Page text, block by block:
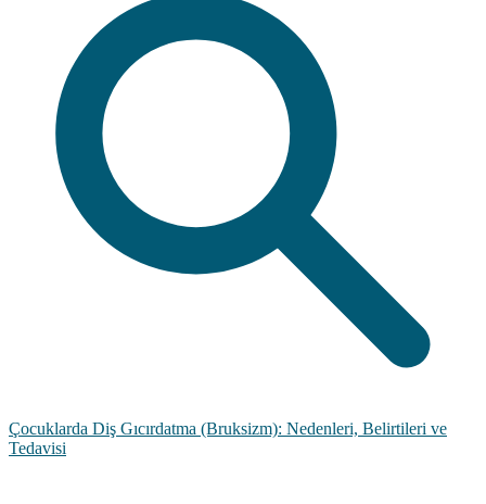
Çocuklarda Diş Gıcırdatma (Bruksizm): Nedenleri, Belirtileri ve
Tedavisi